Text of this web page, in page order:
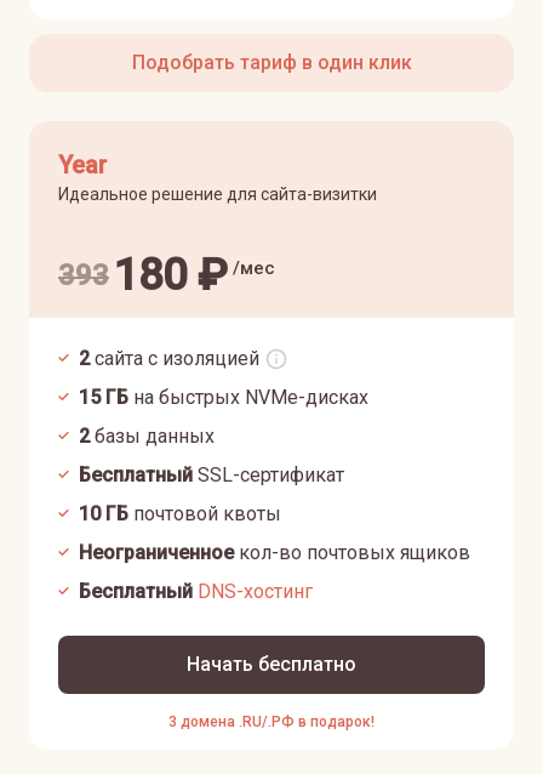
Подобрать тариф в один клик
Year
Идеальное решение для сайта-визитки
393 180₽ /мес
2 сайта с изоляцией
15ГБ на быстрых NVMe-дисках
2базы данных
Бесплатный SSL-сертификат
10ГБ почтовой квоты
Неограниченноекол-во почтовых ящиков
Бесплатный DNS-хостинг
Начать бесплатно
3 домена .RU/.РФ в подарок!